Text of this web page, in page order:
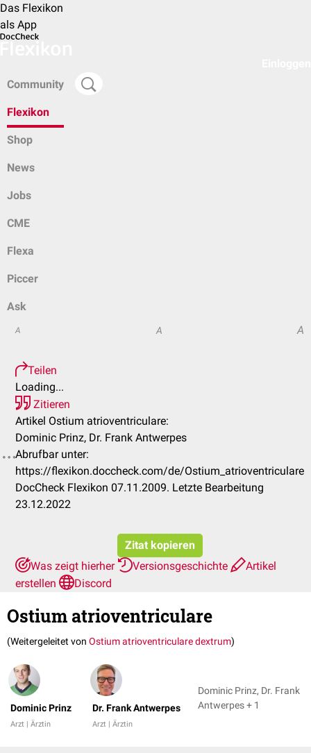
Das Flexikon
als App
Community
Flexikon
Shop
News
Jobs
CME
Flexa
Piccer
Ask
A A A
Teilen
Loading...
Zitieren
Artikel Ostium atrioventriculare:
Dominic Prinz, Dr. Frank Antwerpes
Abrufbar unter:
https://flexikon.doccheck.com/de/Ostium_atrioventriculare
DocCheck Flexikon 07.11.2009. Letzte Bearbeitung
23.12.2022
Zitat kopieren
Was zeigt hierher
Versionsgeschichte
Artikel
erstellen
Discord
Ostium atrioventriculare
(Weitergeleitet von Ostium atrioventriculare dextrum)
Dominic Prinz
Arzt | Ärztin
Dr. Frank Antwerpes
Arzt | Ärztin
Dominic Prinz, Dr. Frank
Antwerpes + 1